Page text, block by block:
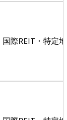
国際REIT・特定